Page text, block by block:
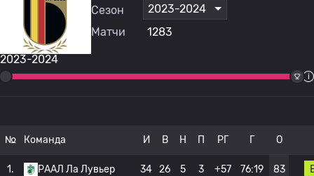
2023-2024
Сезон
2023-2024
Матчи
1283
№ Команда И В Н П РГ Г О
1. РААЛ Ла Лувьер 34 26 5 3 +57 76:19 83